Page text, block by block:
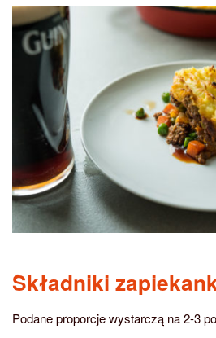
Składniki
Podane proporcje wystarczą na 2-3